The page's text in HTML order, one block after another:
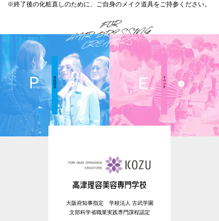
※終了後の化粧直しのために、ご自身のメイク道具をご持参ください。
大阪府知事指定 学校法人 古武学園
文部科学省職業実践専門課程認定